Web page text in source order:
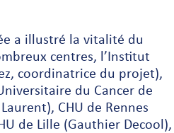
a illustré la vitalité du
centres, l’Institut
coordinatrice du projet),
du Cancer de
CHU de Rennes
de Lille (Gauthier Decool),